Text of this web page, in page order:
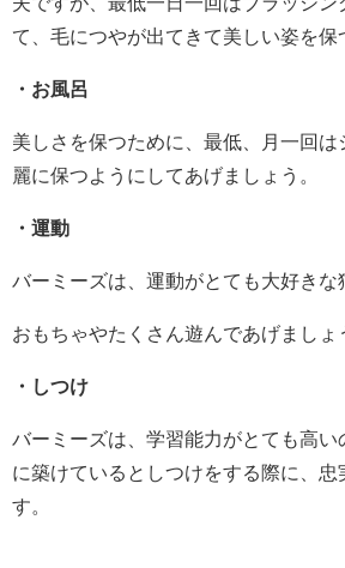
て、毛につやが出てきて美しい姿を保
・お風呂
美しさを保つために、最低、月一回
麗に保つようにしてあげましょう。
・運動
バーミーズは、運動がとても大好きな
おもちゃやたくさん遊んであげましょ
・しつけ
バーミーズは、学習能力がとても高
に築けているとしつけをする際に、忠
す。